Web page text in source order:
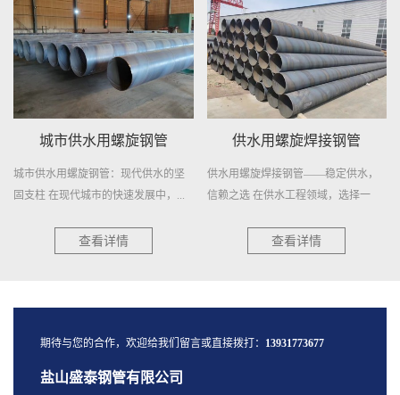
城市供水用螺旋钢管
城市供水用螺旋钢管：现代供水的坚
固支柱 在现代城市的快速发展中，...
查看详情
供水用螺旋焊接钢管
供水用螺旋焊接钢管——稳定供水，
信赖之选 在供水工程领域，选择一
查看详情
期待与您的合作，欢迎给我们留言或直接拨打： 13931773677
盐山盛泰钢管有限公司